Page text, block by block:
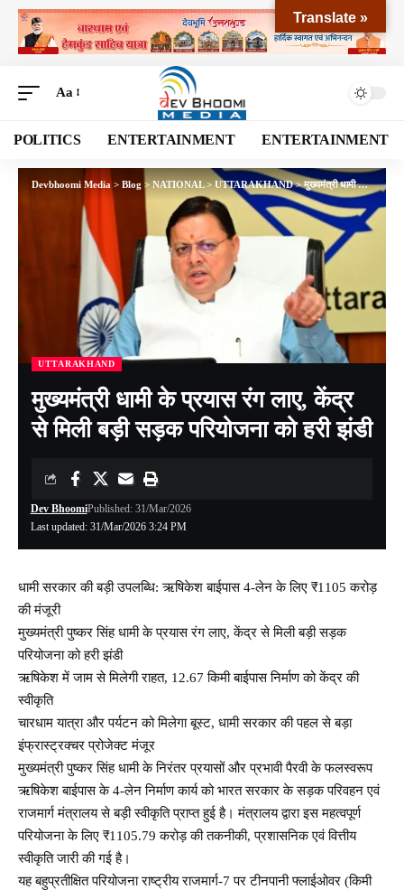
Aa
POLITICS ENTERTAINMENT ENTERTAINMENT
Devbhoomi Media> Blog > NATIONAL>UTTARAKHAND>मुख्यमंत्री धामी के प्रयास रंग लाए, केंद्र से मिली बड़ी सड़क परियोजना को हरी झंडी
UTTARAKHAND
मुख्यमंत्री धामी के प्रयास रंग लाए, केंद्र
से मिली बड़ी सड़क परियोजना को हरी झंडी
Last updated: 31/Mar/2026 3:24 PM
Dev BhoomiPublished: 31/Mar/2026
धामी सरकार की बड़ी उपलब्धि: ऋषिकेश बाईपास 4-लेन के लिए ₹1105 करोड़
की मंजूरी
मुख्यमंत्री पुष्कर सिंह धामी के प्रयास रंग लाए, केंद्र से मिली बड़ी सड़क
परियोजना को हरी झंडी
ऋषिकेश में जाम से मिलेगी राहत, 12.67 किमी बाईपास निर्माण को केंद्र की
स्वीकृति
चारधाम यात्रा और पर्यटन को मिलेगा बूस्ट, धामी सरकार की पहल से बड़ा
इंफ्रास्ट्रक्चर प्रोजेक्ट मंजूर
मुख्यमंत्री पुष्कर सिंह धामी के निरंतर प्रयासों और प्रभावी पैरवी के फलस्वरूप
ऋषिकेश बाईपास के 4-लेन निर्माण कार्य को भारत सरकार के सड़क परिवहन एवं
राजमार्ग मंत्रालय से बड़ी स्वीकृति प्राप्त हुई है। मंत्रालय द्वारा इस महत्वपूर्ण
परियोजना के लिए ₹1105.79 करोड़ की तकनीकी, प्रशासनिक एवं वित्तीय
स्वीकृति जारी की गई है।
यह बहुप्रतीक्षित परियोजना राष्ट्रीय राजमार्ग-7 पर टीनपानी फ्लाईओवर (किमी
Translate »